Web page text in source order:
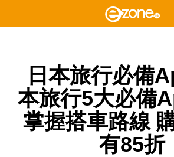
日本旅行必備
本旅行5大必備
掌握搭車路線
有85折